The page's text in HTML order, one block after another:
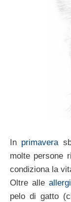
In primavera
molte persone
condiziona la
Oltre alle
pelo di gatto